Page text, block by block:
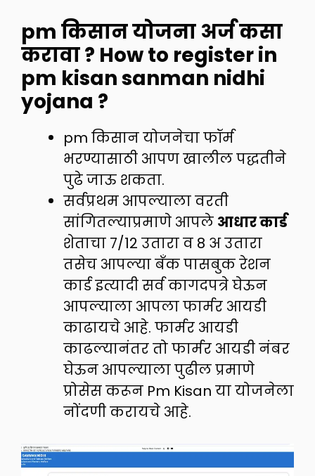
pm किसान योजना अर्ज कसा
करावा ? How to register in
pm kisan sanman nidhi
yojana ?
pm किसान योजनेचा फॉर्म
भरण्यासाठी आपण खालील पद्धतीने
पुढे जाऊ शकता.
सर्वप्रथम आपल्याला वरती
सांगितल्याप्रमाणे आपले आधार कार्ड
शेताचा 7/12 उतारा व 8 अ उतारा
तसेच आपल्या बँक पासबुक रेशन
कार्ड इत्यादी सर्व कागदपत्रे घेऊन
आपल्याला आपला फार्मर आयडी
काढायचे आहे. फार्मर आयडी
काढल्यानंतर तो फार्मर आयडी नंबर
घेऊन आपल्याला पुढील प्रमाणे
प्रोसेस करून Pm Kisan या योजनेला
नोंदणी करायचे आहे.